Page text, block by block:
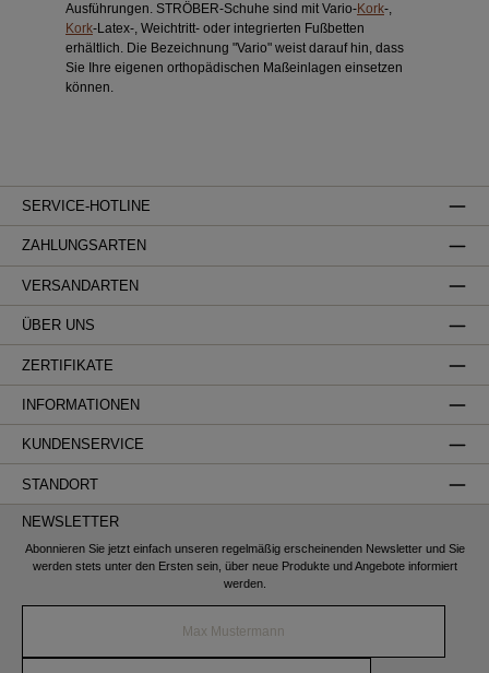
Ausführungen. STRÖBER-Schuhe sind mit Vario-Kork-,
Kork-Latex-, Weichtritt- oder integrierten Fußbetten
erhältlich. Die Bezeichnung "Vario" weist darauf hin, dass
Sie Ihre eigenen orthopädischen Maßeinlagen einsetzen
können.
SERVICE-HOTLINE
ZAHLUNGSARTEN
VERSANDARTEN
ÜBER UNS
ZERTIFIKATE
INFORMATIONEN
KUNDENSERVICE
STANDORT
NEWSLETTER
Abonnieren Sie jetzt einfach unseren regelmäßig erscheinenden Newsletter und Sie
werden stets unter den Ersten sein, über neue Produkte und Angebote informiert
werden.